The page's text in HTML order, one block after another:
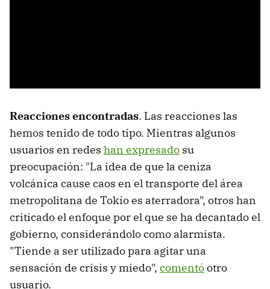
Reacciones encontradas. Las reacciones las
hemos tenido de todo tipo. Mientras algunos
usuarios en redes han expresado su
preocupación: "La idea de que la ceniza
volcánica cause caos en el transporte del área
metropolitana de Tokio es aterradora", otros han
criticado el enfoque por el que se ha decantado el
gobierno, considerándolo como alarmista.
"Tiende a ser utilizado para agitar una
sensación de crisis y miedo", comentóotro
usuario.